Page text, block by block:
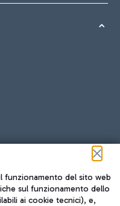
funzionamento del sito web
sul funzionamento dello
ai cookie tecnici), e,